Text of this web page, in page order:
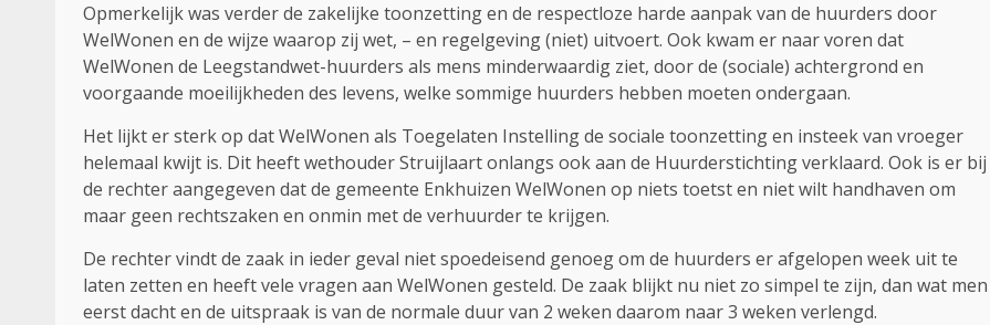
Opmerkelijk was verder de zakelijke toonzetting en de respectloze harde aanpak van de huurders door
WelWonen en de wijze waarop zij wet, – en regelgeving (niet) uitvoert. Ook kwam er naar voren dat
WelWonen de Leegstandwet-huurders als mens minderwaardig ziet, door de (sociale) achtergrond en
voorgaande moeilijkheden des levens, welke sommige huurders hebben moeten ondergaan.
Het lijkt er sterk op dat WelWonen als Toegelaten Instelling de sociale toonzetting en insteek van vroeger
helemaal kwijt is. Dit heeft wethouder Struijlaart onlangs ook aan de Huurderstichting verklaard. Ook is er bij
de rechter aangegeven dat de gemeente Enkhuizen WelWonen op niets toetst en niet wilt handhaven om
maar geen rechtszaken en onmin met de verhuurder te krijgen.
De rechter vindt de zaak in ieder geval niet spoedeisend genoeg om de huurders er afgelopen week uit te
laten zetten en heeft vele vragen aan WelWonen gesteld. De zaak blijkt nu niet zo simpel te zijn, dan wat men
eerst dacht en de uitspraak is van de normale duur van 2 weken daarom naar 3 weken verlengd.